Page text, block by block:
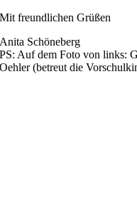
Mit freundlichen Grüßen
Anita Schöneberg
PS: Auf dem Foto von links:
Oehler (betreut die